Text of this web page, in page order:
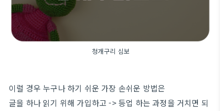
청개구리 심보
이럴 경우 누구나 하기 쉬운 가장 손쉬운 방법은
글을 하나 읽기 위해 가입하고 -> 등업 하는 과정을 거치면 되